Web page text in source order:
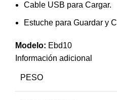
Cable USB para Cargar.
Estuche para Guardar y
Modelo: Ebd10
Información adicional
PESO